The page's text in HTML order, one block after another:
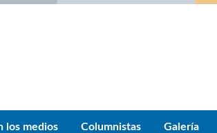
los medios Columnistas Galería